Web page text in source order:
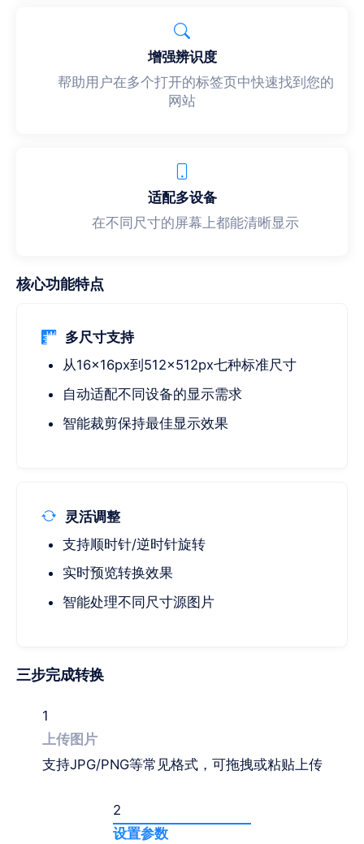
增强辨识度
帮助用户在多个打开的标签页中快速找到您的
网站
适配多设备
在不同尺寸的屏幕上都能清晰显示
核心功能特点
多尺寸支持
从16×16px到512×512px七种标准尺寸
自动适配不同设备的显示需求
智能裁剪保持最佳显示效果
灵活调整
支持顺时针/逆时针旋转
实时预览转换效果
智能处理不同尺寸源图片
三步完成转换
1
上传图片
支持JPG/PNG等常见格式，可拖拽或粘贴上传
2
设置参数